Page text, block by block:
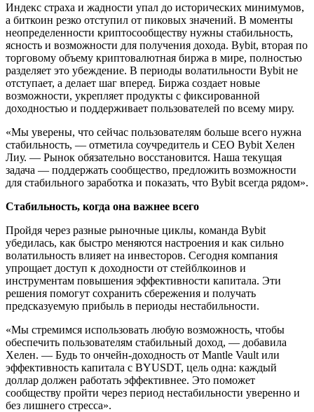
Индекс страха и жадности упал до исторических минимумов,
а биткоин резко отступил от пиковых значений. В моменты
неопределенности криптосообществу нужны стабильность,
ясность и возможности для получения дохода. Bybit, вторая по
торговому объему криптовалютная биржа в мире, полностью
разделяет это убеждение. В периоды волатильности Bybit не
отступает, а делает шаг вперед. Биржа создает новые
возможности, укрепляет продукты с фиксированной
доходностью и поддерживает пользователей по всему миру.
«Мы уверены, что сейчас пользователям больше всего нужна
стабильность, — отметила соучредитель и CEO Bybit Хелен
Лиу. — Рынок обязательно восстановится. Наша текущая
задача — поддержать сообщество, предложить возможности
для стабильного заработка и показать, что Bybit всегда рядом».
Стабильность, когда она важнее всего
Пройдя через разные рыночные циклы, команда Bybit
убедилась, как быстро меняются настроения и как сильно
волатильность влияет на инвесторов. Сегодня компания
упрощает доступ к доходности от стейблкоинов и
инструментам повышения эффективности капитала. Эти
решения помогут сохранить сбережения и получать
предсказуемую прибыль в периоды нестабильности.
«Мы стремимся использовать любую возможность, чтобы
обеспечить пользователям стабильный доход, — добавила
Хелен. — Будь то ончейн-доходность от Mantle Vault или
эффективность капитала с BYUSDT, цель одна: каждый
доллар должен работать эффективнее. Это поможет
сообществу пройти через период нестабильности уверенно и
без лишнего стресса».